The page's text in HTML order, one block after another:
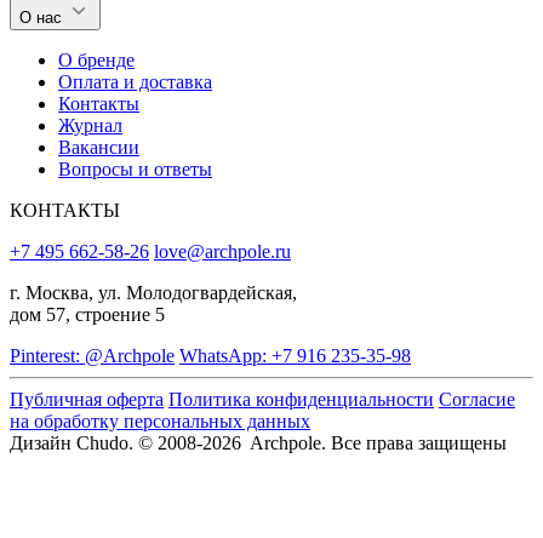
О нас
О бренде
Оплата и доставка
Контакты
Журнал
Вакансии
Вопросы и ответы
КОНТАКТЫ
+7 495 662-58-26 love@archpole.ru
г. Москва, ул. Молодогвардейская,
дом 57, строение 5
Pinterest: @Archpole WhatsApp: +7 916 235-35-98
Публичная оферта Политика конфиденциальности Согласие
на обработку персональных данных
Дизайн Chudo. © 2008-2026 Archpole. Все права защищены